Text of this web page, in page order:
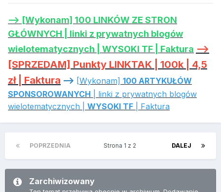
--> [Wykonam] 100 LINKÓW ZE STRON
GŁÓWNYCH | linki z prywatnych blogów
wielotematycznych | WYSOKI TF | Faktura -->
[SPRZEDAM] Punkty LINKTAK | 100k | 4,5
zł | Faktura --> [Wykonam] 100 ARTYKUŁÓW
SPONSOROWANYCH | linki z prywatnych blogów
wielotematycznych | WYSOKI TF | Faktura
POPRZEDNIA DALEJ
Strona 1 z 2
Zarchiwizowany